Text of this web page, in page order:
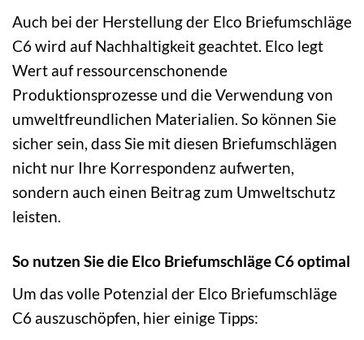
Auch bei der Herstellung der Elco Briefumschläge
C6 wird auf Nachhaltigkeit geachtet. Elco legt
Wert auf ressourcenschonende
Produktionsprozesse und die Verwendung von
umweltfreundlichen Materialien. So können Sie
sicher sein, dass Sie mit diesen Briefumschlägen
nicht nur Ihre Korrespondenz aufwerten,
sondern auch einen Beitrag zum Umweltschutz
leisten.
So nutzen Sie die Elco Briefumschläge C6 optimal
Um das volle Potenzial der Elco Briefumschläge
C6 auszuschöpfen, hier einige Tipps: